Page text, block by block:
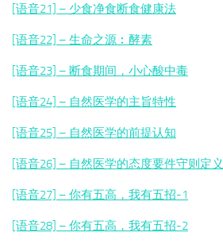
[语音21] – 少食净食断食健康法
[语音22] – 生命之源︰酵素
[语音23] – 断食期间，小心酸中毒
[语音24] – 自然医学的主旨特性
[语音25] – 自然医学的前提认知
[语音26] – 自然医学的态度要件守则定义
[语音27] – 你有五高，我有五招-1
[语音28] – 你有五高，我有五招-2